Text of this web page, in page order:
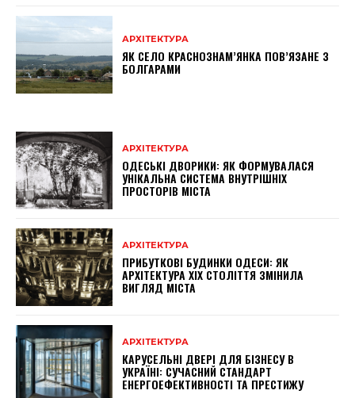
АРХІТЕКТУРА
ЯК СЕЛО КРАСНОЗНАМ’ЯНКА ПОВ’ЯЗАНЕ З
БОЛГАРАМИ
АРХІТЕКТУРА
ОДЕСЬКІ ДВОРИКИ: ЯК ФОРМУВАЛАСЯ
УНІКАЛЬНА СИСТЕМА ВНУТРІШНІХ
ПРОСТОРІВ МІСТА
АРХІТЕКТУРА
ПРИБУТКОВІ БУДИНКИ ОДЕСИ: ЯК
АРХІТЕКТУРА XIX СТОЛІТТЯ ЗМІНИЛА
ВИГЛЯД МІСТА
АРХІТЕКТУРА
КАРУСЕЛЬНІ ДВЕРІ ДЛЯ БІЗНЕСУ В
УКРАЇНІ: СУЧАСНИЙ СТАНДАРТ
ЕНЕРГОЕФЕКТИВНОСТІ ТА ПРЕСТИЖУ